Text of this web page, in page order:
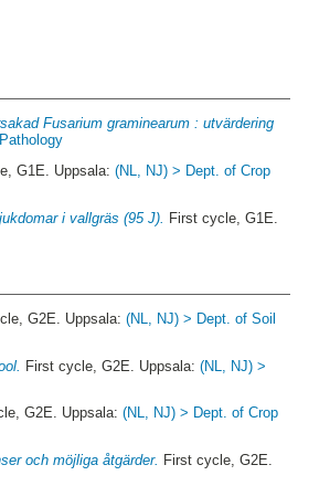
Fusarium graminearum : utvärdering
G1E. Uppsala:(NL, NJ) > Dept. of Crop
i vallgräs (95 J).
First cycle, G1E.
G2E. Uppsala:(NL, NJ) > Dept. of Soil
First cycle, G2E. Uppsala:(NL, NJ) >
G2E. Uppsala:(NL, NJ) > Dept. of Crop
och möjliga åtgärder. First cycle, G2E.